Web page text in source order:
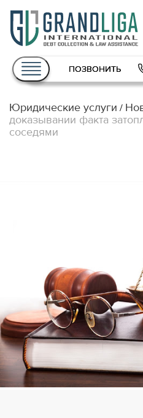
О нас
Услуги
ПОЗВОНИТЬ
Юридические услуги /
доказывании факта
соседями